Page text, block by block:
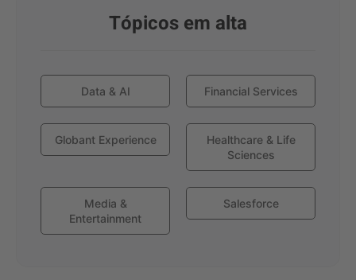
Tópicos em alta
Data & AI Financial Services
Globant Experience
Healthcare & Life
Sciences
Media &
Entertainment
Salesforce